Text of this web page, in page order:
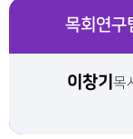
목회연구
이창기 목